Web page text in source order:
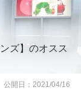
ズ】のオスス
公開日：2021/04/16